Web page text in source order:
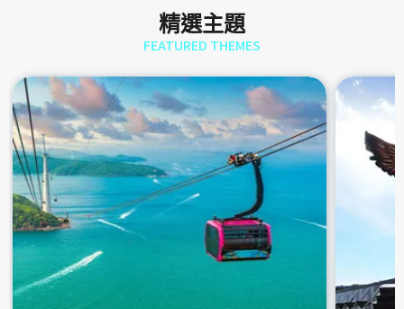
精選主題
FEATURED THEMES